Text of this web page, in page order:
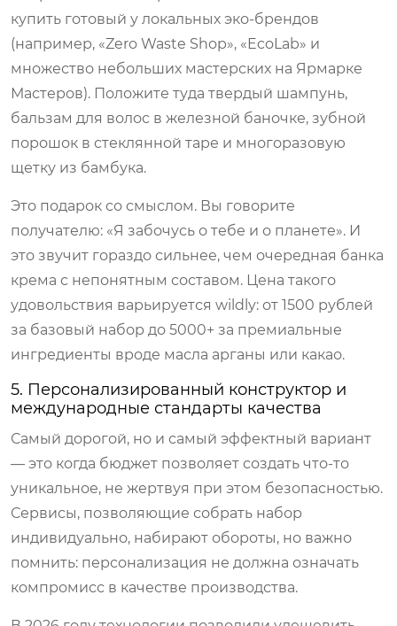
купить готовый у локальных эко-брендов
(например, «Zero Waste Shop», «EcoLab» и
множество небольших мастерских на Ярмарке
Мастеров). Положите туда твердый шампунь,
бальзам для волос в железной баночке, зубной
порошок в стеклянной таре и многоразовую
щетку из бамбука.
Это подарок со смыслом. Вы говорите
получателю: «Я забочусь о тебе и о планете». И
это звучит гораздо сильнее, чем очередная банка
крема с непонятным составом. Цена такого
удовольствия варьируется wildly: от 1500 рублей
за базовый набор до 5000+ за премиальные
ингредиенты вроде масла арганы или какао.
5. Персонализированный конструктор и
международные стандарты качества
Самый дорогой, но и самый эффектный вариант
— это когда бюджет позволяет создать что-то
уникальное, не жертвуя при этом безопасностью.
Сервисы, позволяющие собрать набор
индивидуально, набирают обороты, но важно
помнить: персонализация не должна означать
компромисс в качестве производства.